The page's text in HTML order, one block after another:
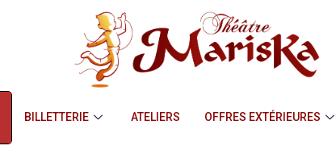
BILLETTERIE ATELIERS OFFRES EXTÉRIEURES